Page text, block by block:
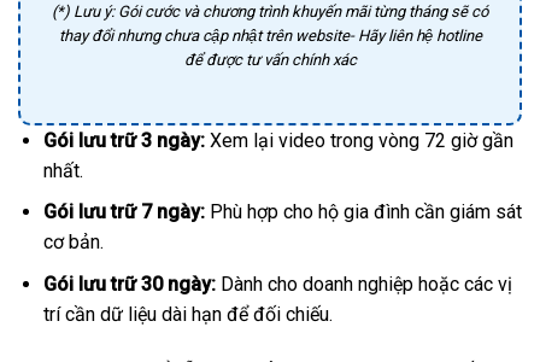
(*) Lưu ý: Gói cước và chương trình khuyến mãi từng tháng sẽ có
thay đổi nhưng chưa cập nhật trên website- Hãy liên hệ hotline
để được tư vấn chính xác
Gói lưu trữ 3 ngày:Xem lại video trong vòng 72 giờ gần
nhất.
Gói lưu trữ 7 ngày:Phù hợp cho hộ gia đình cần giám sát
cơ bản.
Gói lưu trữ 30 ngày:Dành cho doanh nghiệp hoặc các vị
trí cần dữ liệu dài hạn để đối chiếu.